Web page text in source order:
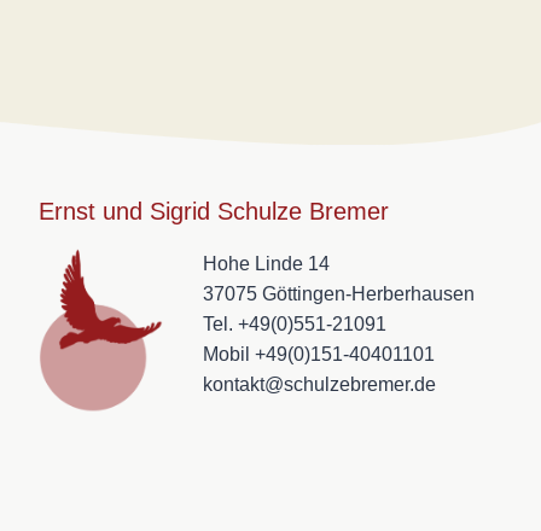
Ernst und Sigrid Schulze Bremer
Hohe Linde 14
37075 Göttingen-Herberhausen
Tel. +49(0)551-21091
Mobil +49(0)151-40401101
kontakt@schulzebremer.de